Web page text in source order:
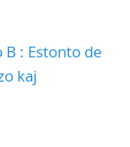
: Estonto de
kaj